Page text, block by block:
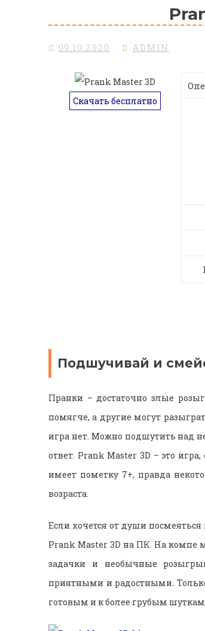
09.10.2020 ADMIN
Скачать бесплатно
Подшучивай и
Пранки – достаточно злые
помягче, а другие могут
игра нет. Можно подшутить над
ответ. Prank Master 3D – это
имеет пометку 7+, правда
возраста.
Если хочется от души
Prank Master 3D на ПК. На компе
задачки и необычные
приятными и радостными.
готовым и к более грубым